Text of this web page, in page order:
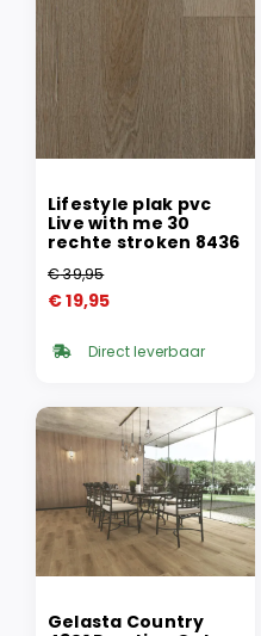
Lifestyle plak pvc
Live with me 30
rechte stroken 8436
€39,95
Oorspronkelijke
was:
€19,95
Huidige
is: Direct leverbaar
Gelasta Country